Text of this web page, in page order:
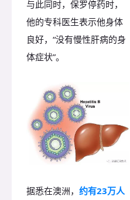
与此同时，保罗停药时，
他的专科医生表示他身体
良好，“没有慢性肝病的身
体症状”。
据悉在澳洲， 约有23万人